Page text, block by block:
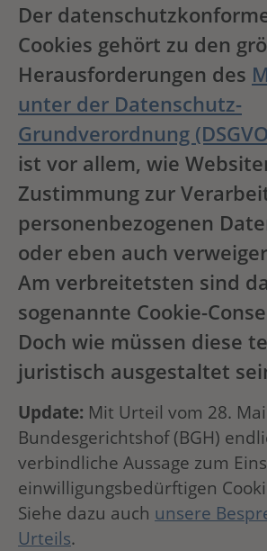
Der
Cookies gehört zu den
Herausforderungen des
unter der Datenschutz-
Grundverordnung
ist vor allem, wie
Zustimmung zur
personenbezogenen
oder eben auch
Am verbreitetsten sind
sogenannte Cookie-
Doch wie müssen diese
juristisch ausgestaltet
Update: Mit Urteil vom 28.
Bundesgerichtshof (BGH)
verbindliche Aussage zum
einwilligungsbedürftigen
Siehe dazu auch unsere
Urteils.